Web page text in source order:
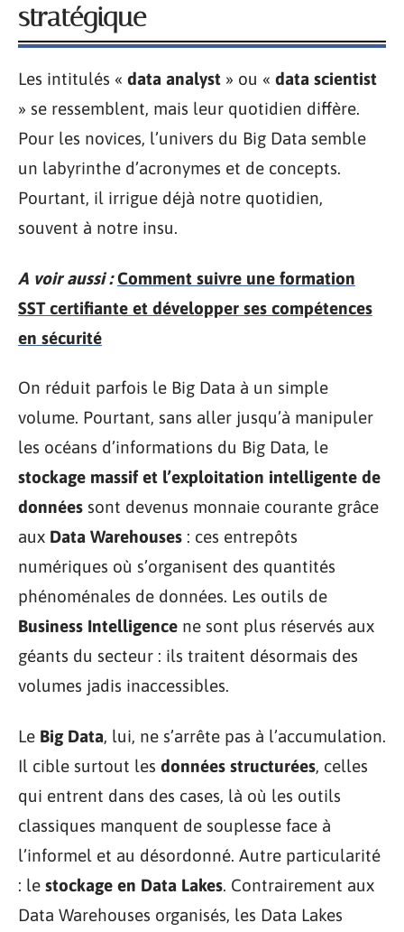
stratégique
Les intitulés « data analyst » ou « data scientist
» se ressemblent, mais leur quotidien diffère.
Pour les novices, l’univers du Big Data semble
un labyrinthe d’acronymes et de concepts.
Pourtant, il irrigue déjà notre quotidien,
souvent à notre insu.
A voir aussi : Comment suivre une formation
SST certifiante et développer ses compétences
en sécurité
On réduit parfois le Big Data à un simple
volume. Pourtant, sans aller jusqu’à manipuler
les océans d’informations du Big Data, le
stockage massif et l’exploitation intelligente de
données sont devenus monnaie courante grâce
aux Data Warehouses : ces entrepôts
numériques où s’organisent des quantités
phénoménales de données. Les outils de
Business Intelligence ne sont plus réservés aux
géants du secteur : ils traitent désormais des
volumes jadis inaccessibles.
Le Big Data, lui, ne s’arrête pas à l’accumulation.
Il cible surtout les données structurées, celles
qui entrent dans des cases, là où les outils
classiques manquent de souplesse face à
l’informel et au désordonné. Autre particularité
: le stockage en Data Lakes. Contrairement aux
Data Warehouses organisés, les Data Lakes